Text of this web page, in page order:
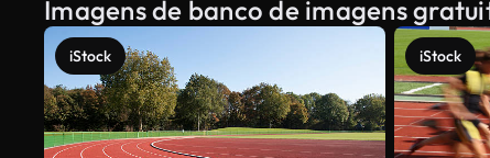
Imagens de banco de imagens
iStock iStock